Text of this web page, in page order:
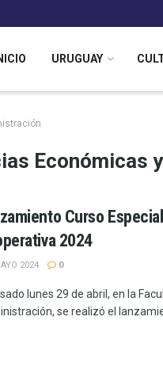
URUGUAY
Económicas
Curso
2024
2024 0
lunes 29 de abril, en la
se realizó el